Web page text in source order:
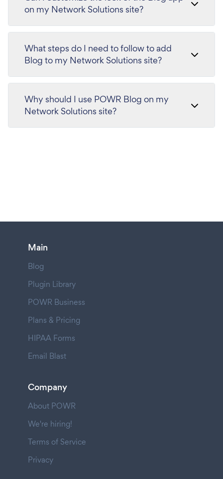
on my Network Solutions site?
What steps do I need to follow to add
Blog to my Network Solutions site?
Why should I use POWR Blog on my
Network Solutions site?
Main
Blog
Plugin Library
POWR Business
Plans & Pricing
HIPAA Forms
Email Blast
Company
About POWR
We're hiring!
Terms of Service
Privacy